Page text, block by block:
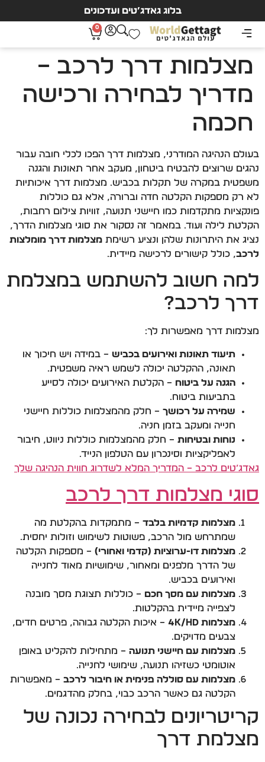
בלוג גאדג’טים ועדכונים
0
מצלמות דרך לרכב –
מדריך לבחירה ורכישה
חכמה
בעולם הנהיגה המודרני, מצלמות דרך הפכו לכלי חובה עבור
נהגים שרוצים להבטיח ביטחון, מעקב אחר תאונות והגנה
משפטית במקרה של תקלות בכביש. מצלמות דרך איכותיות
לא רק מספקות הקלטה חדה וברורה, אלא גם כוללות
פונקציות מתקדמות כמו חיישני תנועה, זוויות צילום רחבות,
הקלטת לילה ועוד. במאמר זה נסקור את סוגי מצלמות הדרך,
נציג את היתרונות שלהן ונציע רשימת מצלמות דרך מומלצות
לרכב, כולל קישורים לרכישה מיידית.
למה חשוב להשתמש במצלמת
דרך לרכב?
מצלמות דרך מאפשרות לך:
תיעוד תאונות ואירועים בכביש – במידה ויש חיכוך או
תאונה, ההקלטה יכולה לשמש ראיה משפטית.
הגנה על ביטוח – הקלטת האירועים יכולה לסייע
בתביעות ביטוח.
שמירה על רכושך – חלק מהמצלמות כוללות חיישני
חנייה ומעקב בזמן חניה.
נוחות ובטיחות – חלק מהמצלמות כוללות ניווט, חיבור
לאפליקציות וסינכרון עם הטלפון הנייד.
גאדג’טים לרכב – המדריך המלא לשדרוג חווית הנהיגה שלך
סוגי מצלמות דרך לרכב
מצלמות קדמיות בלבד – מתמקדות בהקלטת מה
שמתרחש מול הרכב, פשוטות לשימוש וזולות יחסית.
מצלמות דו-ערוציות (קדמי ואחורי) – מספקות הקלטה
של הדרך מלפנים ומאחור, שימושיות מאוד לחנייה
ואירועים בכביש.
מצלמות עם מסך חכם – כוללות תצוגת מסך מובנה
לצפייה מיידית בהקלטות.
מצלמות 4K/HD
– איכות הקלטה גבוהה, פרטים חדים,
צבעים מדויקים.
מצלמות עם חיישני תנועה – מתחילות להקליט באופן
אוטומטי כשזיהו תנועה, שימושי לחנייה.
מצלמות עם סוללה פנימית או חיבור לרכב – מאפשרות
הקלטה גם כאשר הרכב כבוי, בחלק מהדגמים.
קריטריונים לבחירה נכונה של
מצלמת דרך